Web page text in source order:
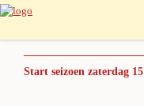
Start seizoen zaterdag